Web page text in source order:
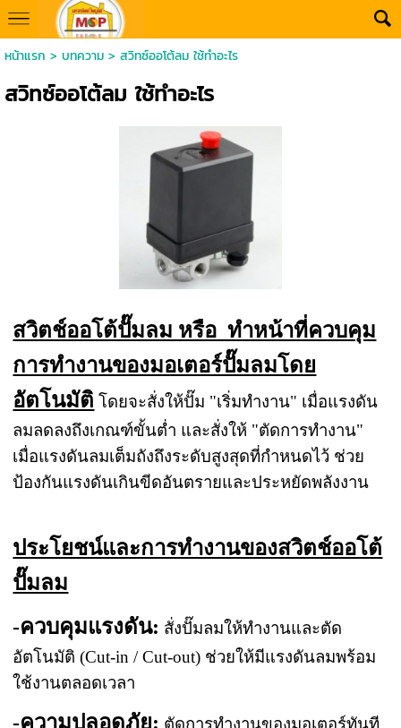
หน้าแรก > บทความ> สวิทซ์ออโต้ลม ใช้ทำอะไร
สวิทซ์ออโต้ลม ใช้ทำอะไร
สวิตช์ออโต้ปั๊มลม หรือ ทำหน้าที่ควบคุม
การทำงานของมอเตอร์ปั๊มลมโดย
อัตโนมัติ โดยจะสั่งให้ปั๊ม "เริ่มทำงาน" เมื่อแรงดัน
ลมลดลงถึงเกณฑ์ขั้นต่ำ และสั่งให้ "ตัดการทำงาน"
เมื่อแรงดันลมเต็มถังถึงระดับสูงสุดที่กำหนดไว้ ช่วย
ป้องกันแรงดันเกินขีดอันตรายและประหยัดพลังงาน
ประโยชน์และการทำงานของสวิตช์ออโต้
ปั๊มลม
-ควบคุมแรงดัน: สั่งปั๊มลมให้ทำงานและตัด
อัตโนมัติ (Cut-in / Cut-out) ช่วยให้มีแรงดันลมพร้อม
ใช้งานตลอดเวลา
-ความปลอดภัย: ตัดการทำงานของมอเตอร์ทันที